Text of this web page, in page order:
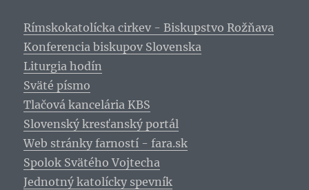
Rímskokatolícka cirkev - Biskupstvo Rožňava
Konferencia biskupov Slovenska
Liturgia hodín
Sväté písmo
Tlačová kancelária KBS
Slovenský kresťanský portál
Web stránky farností - fara.sk
Spolok Svätého Vojtecha
Jednotný katolícky spevník